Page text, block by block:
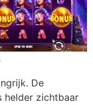
De
helder zichtbaar